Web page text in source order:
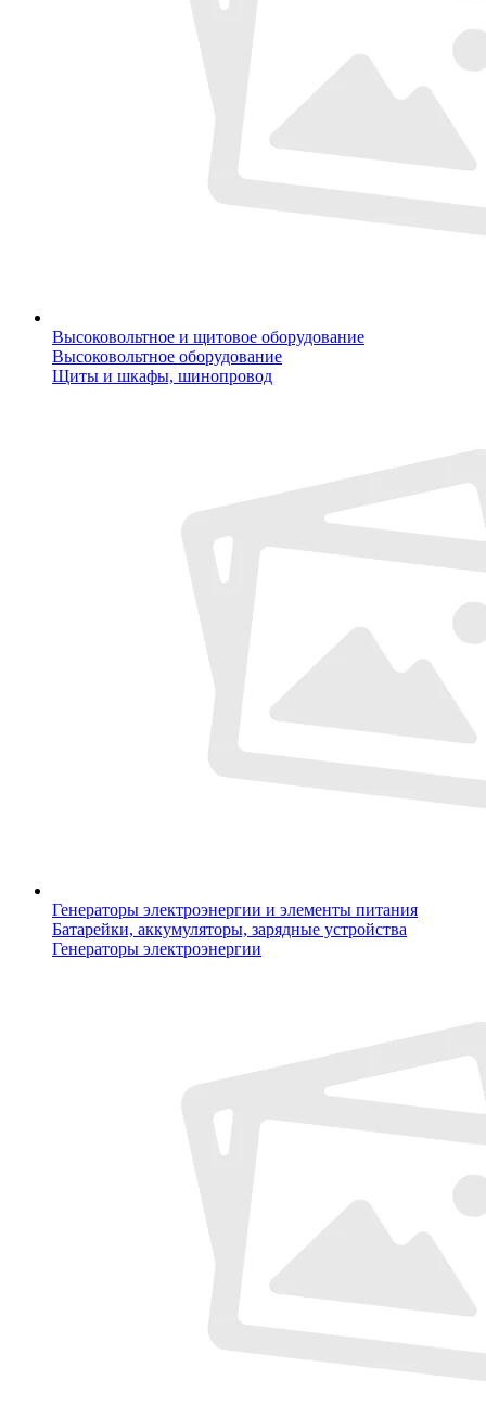
Высоковольтное и щитовое оборудование
Высоковольтное оборудование
Щиты и шкафы, шинопровод
Генераторы электроэнергии и элементы питания
Батарейки, аккумуляторы, зарядные устройства
Генераторы электроэнергии